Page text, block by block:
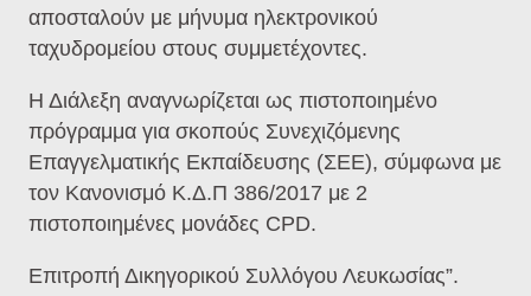
αποσταλούν με μήνυμα ηλεκτρονικού
ταχυδρομείου στους συμμετέχοντες.
Η Διάλεξη αναγνωρίζεται ως πιστοποιημένο
πρόγραμμα για σκοπούς Συνεχιζόμενης
Επαγγελματικής Εκπαίδευσης (ΣΕΕ), σύμφωνα με
τον Κανονισμό Κ.Δ.Π 386/2017 με 2
πιστοποιημένες μονάδες CPD.
Επιτροπή Δικηγορικού Συλλόγου Λευκωσίας”.